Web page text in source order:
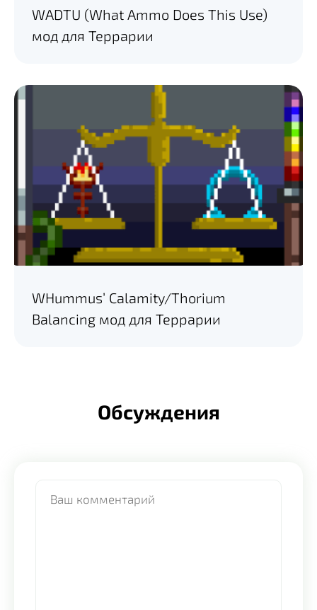
WADTU (What Ammo Does This Use)
мод для Террарии
WHummus’ Calamity/Thorium
Balancing мод для Террарии
Обсуждения